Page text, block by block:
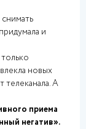
и
новых
телеканала. А
приема
негатив».